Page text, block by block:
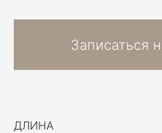
ДЛИНА
Записаться